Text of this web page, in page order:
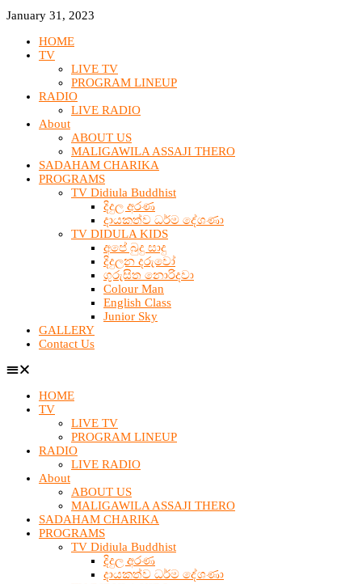
January 31, 2023
HOME
TV
LIVE TV
PROGRAM LINEUP
RADIO
LIVE RADIO
About
ABOUT US
MALIGAWILA ASSAJI THERO
SADAHAM CHARIKA
PROGRAMS
TV Didiula Buddhist
දිදුල අරණ
දායකත්ව ධර්ම දේශණා
TV DIDULA KIDS
අපේ බුදු සාදු
දිදුලන දරුවෝ
ගුරුසිත නොරිදවා
Colour Man
English Class
Junior Sky
GALLERY
Contact Us
HOME
TV
LIVE TV
PROGRAM LINEUP
RADIO
LIVE RADIO
About
ABOUT US
MALIGAWILA ASSAJI THERO
SADAHAM CHARIKA
PROGRAMS
TV Didiula Buddhist
දිදුල අරණ
දායකත්ව ධර්ම දේශණා